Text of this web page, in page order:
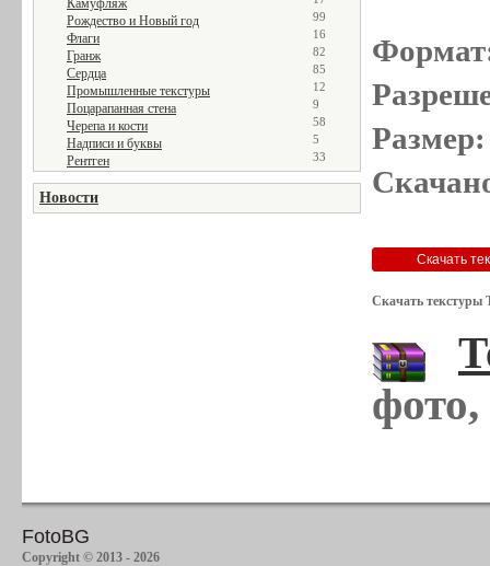
Камуфляж
Рождество и Новый год 99
Флаги 16
Гранж 82
Сердца 85
Промышленные текстуры 12
Поцарапанная стена 9
Черепа и кости 58
Надписи и буквы 5
Рентген 33
Новости
Скачать текстуры
FotoBG
Copyright © 2013 - 2026